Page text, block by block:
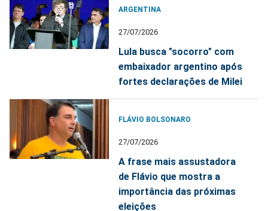
ARGENTINA
27/07/2026
Lula busca "socorro" com
embaixador argentino após
fortes declarações de Milei
FLÁVIO BOLSONARO
27/07/2026
A frase mais assustadora
de Flávio que mostra a
importância das próximas
eleições